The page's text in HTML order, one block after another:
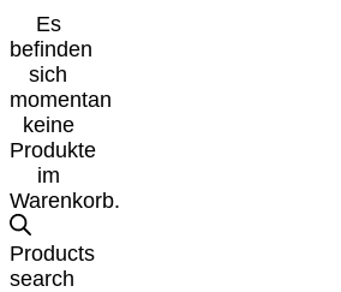
Es
befinden
sich
momentan
keine
Produkte
im
Warenkorb.
Products
search